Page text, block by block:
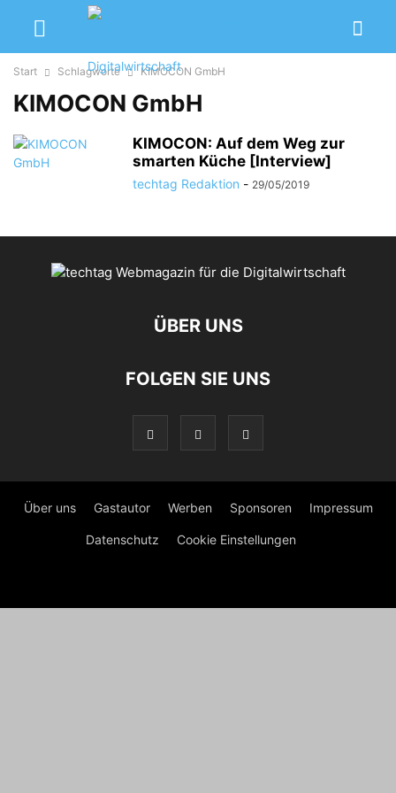
Start Schlagworte KIMOCON GmbH
KIMOCON GmbH
KIMOCON: Auf dem Weg zur
smarten Küche [Interview]
techtag Redaktion - 29/05/2019
ÜBER UNS
FOLGEN SIE UNS
Über uns Gastautor Werben Sponsoren Impressum
Datenschutz Cookie Einstellungen